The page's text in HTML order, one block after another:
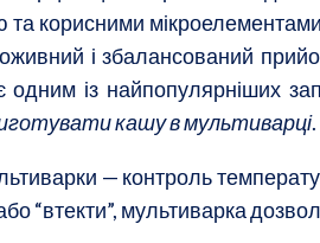
та корисними
і збалансований
із найпопулярніших
кашу в мультиварці.
— контроль
“втекти”, мультиварка